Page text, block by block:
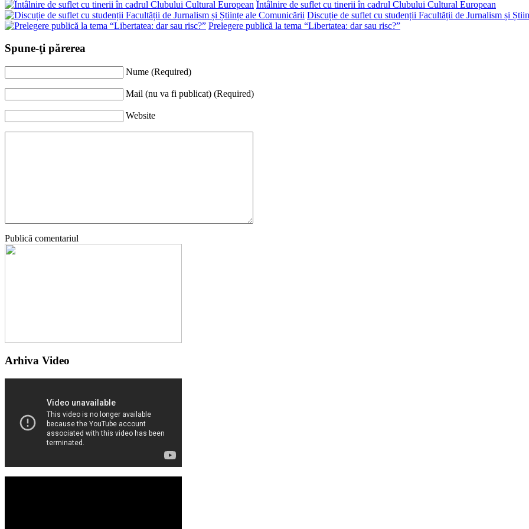
Întâlnire de suflet cu tinerii în cadrul Clubului Cultural European
Discuție de suflet cu studenții Facultății de Jurnalism și
Prelegere publică la tema “Libertatea: dar sau risc?”
Spune-ţi părerea
Nume (Required)
Mail (nu va fi publicat) (Required)
Website
Publică comentariul
Arhiva Video